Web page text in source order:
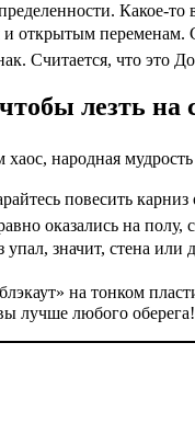
Какое-то
открытым переменам.
Считается, что это
лезть на
народная мудрость
повесить
оказались на
упал, значит, стена
на тонком
лучше любого